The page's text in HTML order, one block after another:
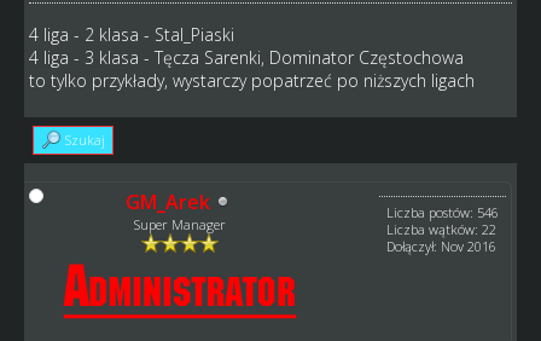
4 liga - 2 klasa - Stal_Piaski
4 liga - 3 klasa - Tęcza Sarenki, Dominator Częstochowa
to tylko przykłady, wystarczy popatrzeć po niższych ligach
Szukaj
GM_Arek
Super Manager
Liczba postów: 546
Liczba wątków: 22
Dołączył: Nov 2016